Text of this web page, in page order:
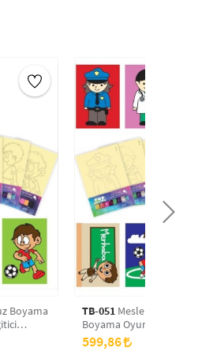
aktivitelerden
etkinlikler
Boyama
Oyunu
TB-051 Meslekler -2 Tuz
Boyama Oyunu 5 li Set -2
Eğitici Aktivite , Kum
Oyunu TB-051
599,86